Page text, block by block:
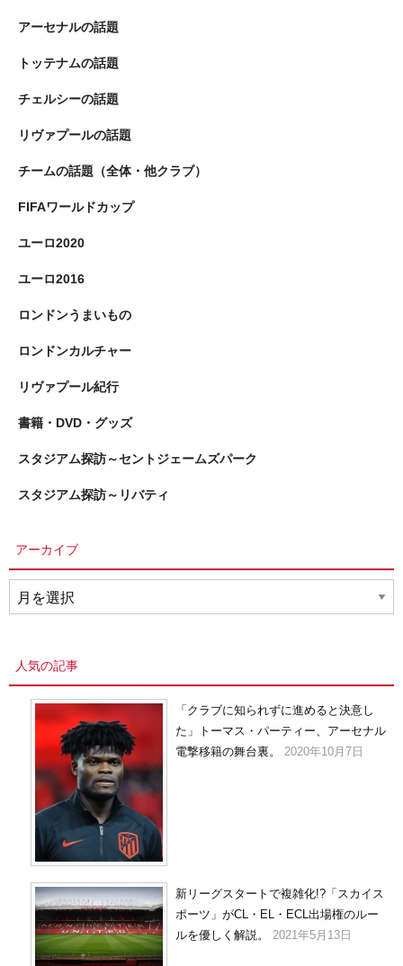
アーセナルの話題
トッテナムの話題
チェルシーの話題
リヴァプールの話題
チームの話題（全体・他クラブ）
FIFAワールドカップ
ユーロ2020
ユーロ2016
ロンドンうまいもの
ロンドンカルチャー
リヴァプール紀行
書籍・DVD・グッズ
スタジアム探訪～セントジェームズパーク
スタジアム探訪～リバティ
アーカイブ
ー
人気の記事
「クラブに知られずに進めると決意し
た」トーマス・パーティー、アーセナル
電撃移籍の舞台裏。
2020年10月7日
新リーグスタートで複雑化!?「スカイス
ポーツ」がCL・EL・ECL出場権のルー
ルを優しく解説。
2021年5月13日